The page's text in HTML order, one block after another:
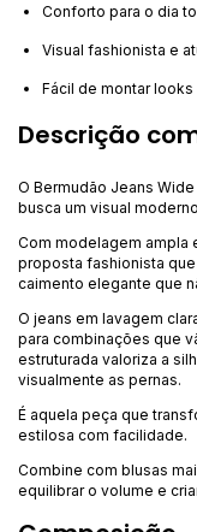
Conforto para o dia
Visual fashionista e
Fácil de montar
Descrição
O Bermudão Jeans
busca um visual
Com modelagem ampla
proposta fashionista
caimento elegante que
O jeans em lavagem
para combinações que
estruturada valoriza a
visualmente as pernas.
É aquela peça que
estilosa com facilidade.
Combine com blusas
equilibrar o volume e